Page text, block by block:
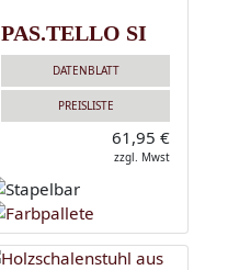
PAS.TELLO SI
DATENBLATT
PREISLISTE
61,95 €
zzgl. Mwst